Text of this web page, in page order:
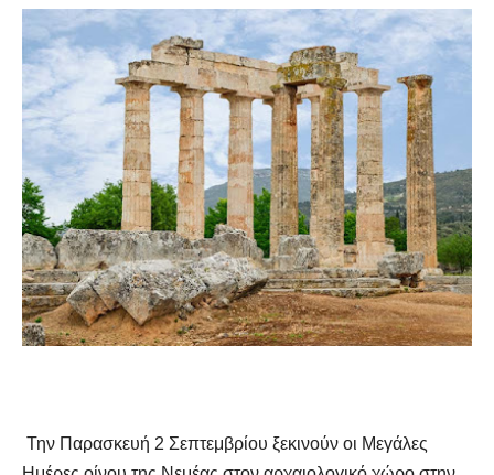
Την Παρασκευή 2 Σεπτεμβρίου ξεκινούν οι Μεγάλες